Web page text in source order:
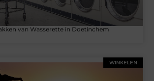
van Wasserette in Doetinchem
WINKELEN